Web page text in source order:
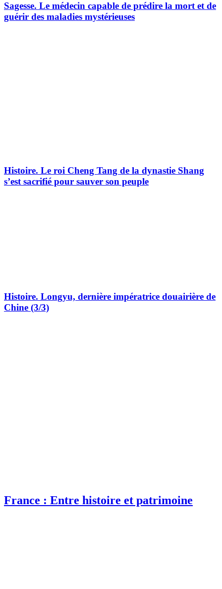
Sagesse. Le médecin capable de prédire la mort et de
guérir des maladies mystérieuses
Histoire. Le roi Cheng Tang de la dynastie Shang
s’est sacrifié pour sauver son peuple
Histoire. Longyu, dernière impératrice douairière de
Chine (3/3)
France : Entre histoire et patrimoine